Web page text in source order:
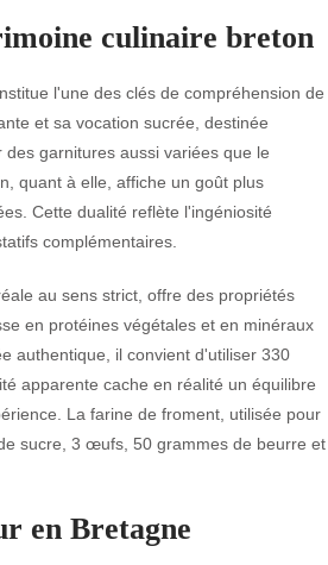
culinaire breton
l'une des clés de compréhension de
et sa vocation sucrée, destinée
garnitures aussi variées que le
quant à elle, affiche un goût plus
Cette dualité reflète l'ingéniosité
complémentaires.
au sens strict, offre des propriétés
en protéines végétales et en minéraux
authentique, il convient d'utiliser 330
apparente cache en réalité un équilibre
La farine de froment, utilisée pour
sucre, 3 œufs, 50 grammes de beurre et
en Bretagne